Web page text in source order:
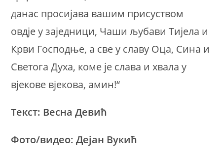
данас просијава вашим присуством
овдје у заједници, Чаши љубави Тијела и
Крви Господње, а све у славу Оца, Сина и
Светога Духа, коме је слава и хвала у
вјекове вјекова, амин!“
Текст: Весна Девић
Фото/видео: Дејан Вукић